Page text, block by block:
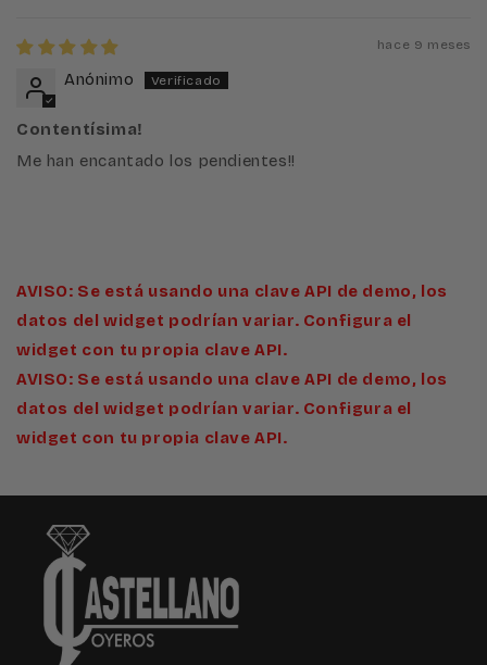
hace 9 meses
Anónimo
Contentísima!
Me han encantado los pendientes!!
AVISO: Se está usando una clave API de demo, los
datos del widget podrían variar. Configura el
widget con tu propia clave API.
AVISO: Se está usando una clave API de demo, los
datos del widget podrían variar. Configura el
widget con tu propia clave API.